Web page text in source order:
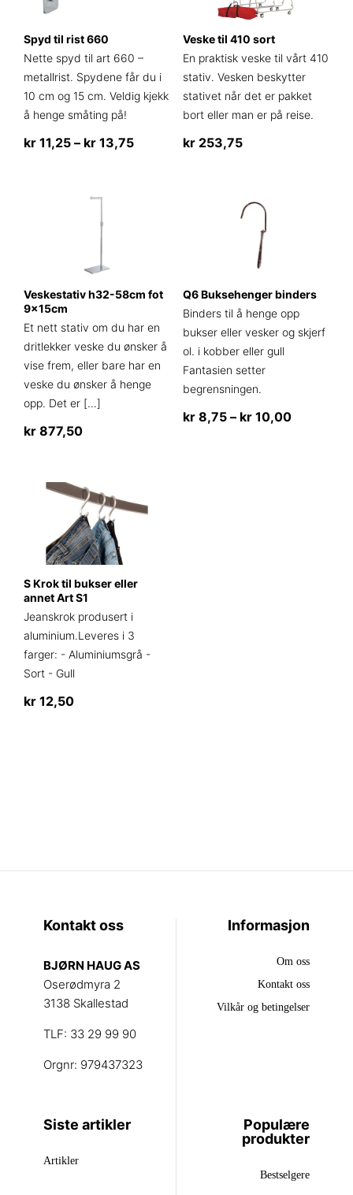
Spyd til rist 660
Nette spyd til art 660 –
metallrist. Spydene får du i
10 cm og 15 cm. Veldig kjekk
å henge småting på!
kr 11,25 – kr 13,75Prisområde:
velges
på
produktsiden
Veske til 410 sort
En praktisk veske til vårt 410
stativ. Vesken beskytter
stativet når det er pakket
bort eller man er på reise.
kr253,75
Veskestativ h32-58cm fot
9x15cm
Et nett stativ om du har en
dritlekker veske du ønsker å
vise frem, eller bare har en
veske du ønsker å henge
opp. Det er […]
kr 877,50
Q6 Buksehenger binders
Binders til å henge opp
bukser eller vesker og skjerf
ol. i kobber eller gull
Fantasien setter
begrensningen.
kr8,75 – kr10,00
S Krok til bukser eller
annet Art S1
Jeanskrok produsert i
aluminium.Leveres i 3
farger: - Aluminiumsgrå -
Sort - Gull
kr 12,50
på
Kontakt oss
BJØRN HAUG AS
Oserødmyra 2
3138 Skallestad
TLF: 33 29 99 90
Orgnr: 979437323
Informasjon
Om oss
Kontakt oss
Vilkår og betingelser
Siste artikler
Artikler
Populære
produkter
Bestselgere